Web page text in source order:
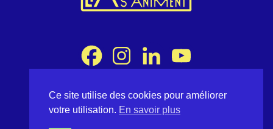
Association Les Femmes s'Animent
8 rue Desargues 75011 Paris - France
Ce site utilise des cookies pour améliorer
votre utilisation. En savoir plus